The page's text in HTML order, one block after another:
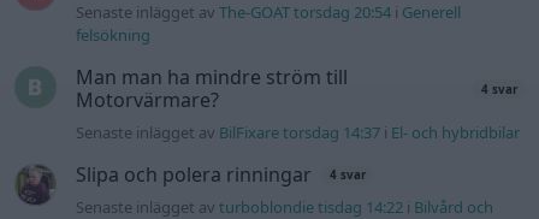
Senaste inlägget avThe-GOAT torsdag 20:54 i Generell
felsökning
Man man ha mindre ström till
Motorvärmare?
4 svar
Senaste inlägget av BilFixare torsdag 14:37 i El- och hybridbilar
Slipa och polera rinningar 4 svar
Senaste inlägget avturboblondie tisdag 14:22 i Bilvård och